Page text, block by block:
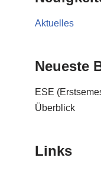
Aktuelles
Neueste
ESE
Überblick
Links